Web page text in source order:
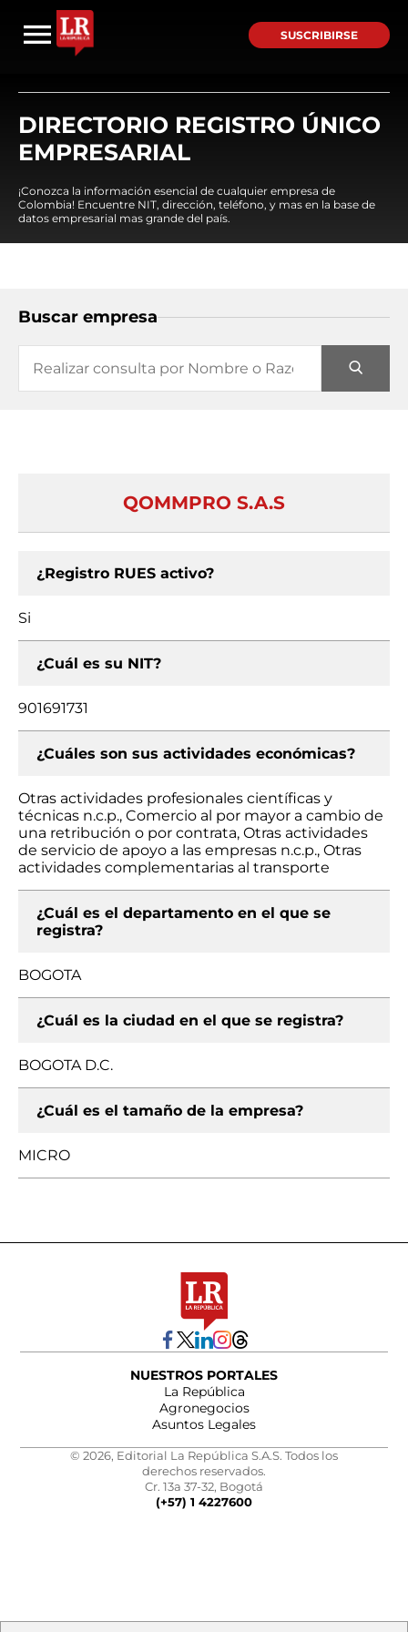
SUSCRIBIRSE
DIRECTORIO REGISTRO ÚNICO
EMPRESARIAL
¡Conozca la información esencial de cualquier empresa de
Colombia! Encuentre NIT, dirección, teléfono, y mas en la base de
datos empresarial mas grande del país.
Buscar empresa
QOMMPRO S.A.S
¿Registro RUES activo?
Si
¿Cuál es su NIT?
901691731
¿Cuáles son sus actividades económicas?
Otras actividades profesionales científicas y
técnicas n.c.p., Comercio al por mayor a cambio de
una retribución o por contrata, Otras actividades
de servicio de apoyo a las empresas n.c.p., Otras
actividades complementarias al transporte
¿Cuál es el departamento en el que se
registra?
BOGOTA
¿Cuál es la ciudad en el que se registra?
BOGOTA D.C.
¿Cuál es el tamaño de la empresa?
MICRO
NUESTROS PORTALES
La República
Agronegocios
Asuntos Legales
© 2026, Editorial La República S.A.S. Todos los
derechos reservados.
Cr. 13a 37-32, Bogotá
(+57) 1 4227600